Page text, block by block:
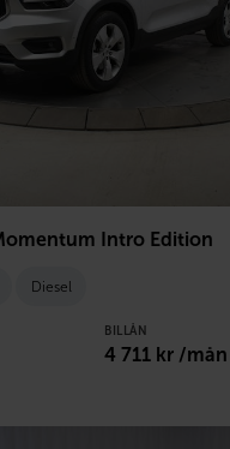
Intro Edition
Diesel
BILLÅN
4 711 kr /mån